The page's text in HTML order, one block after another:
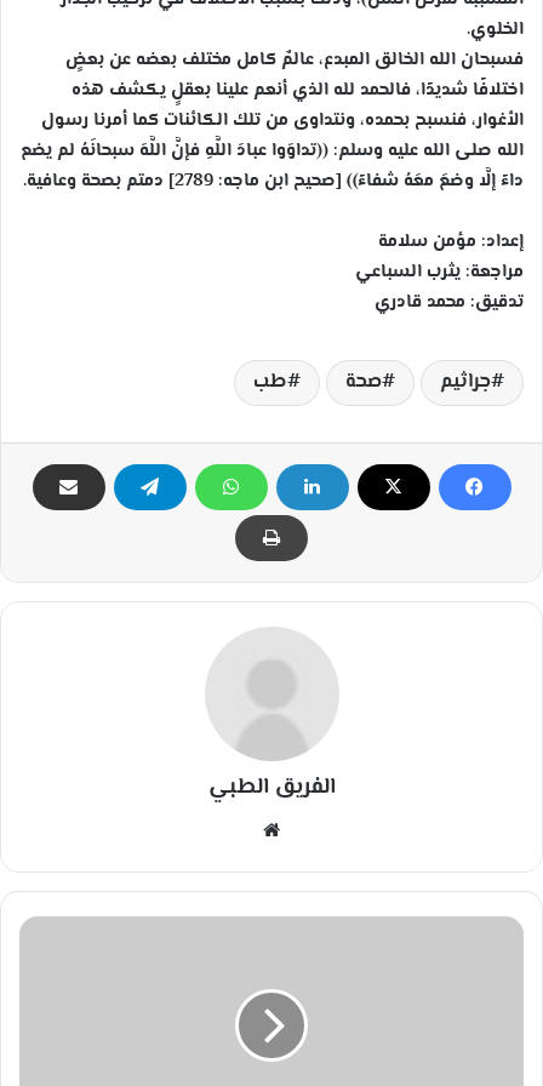
الخلوي.
فسبحان الله الخالق المبدع، عالمٌ كامل مختلف بعضه عن بعضٍ
اختلافًا شديدًا، فالحمد لله الذي أنعم علينا بعقلٍ يكشف هذه
الأغوار، فنسبح بحمده، ونتداوى من تلك الكائنات كما أمرنا رسول
الله صلى الله عليه وسلم: ((تداوَوا عبادَ اللَّهِ فإنَّ اللَّهَ سبحانَهُ لم يضع
داءً إلَّا وضعَ معَهُ شفاءً)) [صحيح ابن ماجه: 2789] دمتم بصحة وعافية.
إعداد: مؤمن سلامة
مراجعة: يثرب السباعي
‏تدقيق: محمد قادري
جراثيم صحة طب
الفريق الطبي
الوي
ب
ا